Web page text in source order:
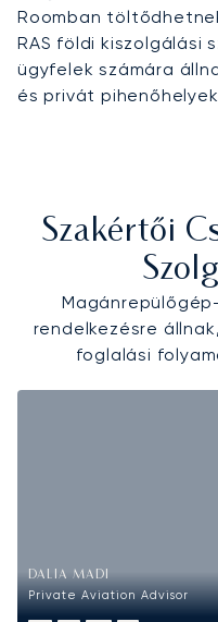
Roomban
RAS földi
ügyfelek számára
és privát
Szakértői
rendelkezésre
foglalási
DALIA MADI
Private Aviation Advisor